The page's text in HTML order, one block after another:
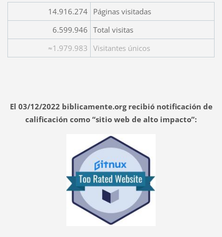
14.916.274
Páginas visitadas
6.599.946 Total visitas
≈1.979.983 Visitantes únicos
El 03/12/2022 biblicamente.org recibió notificación de
calificación como “sitio web de alto impacto”: